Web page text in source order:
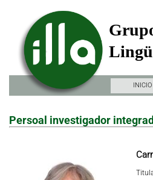
INICIO
Persoal investigador